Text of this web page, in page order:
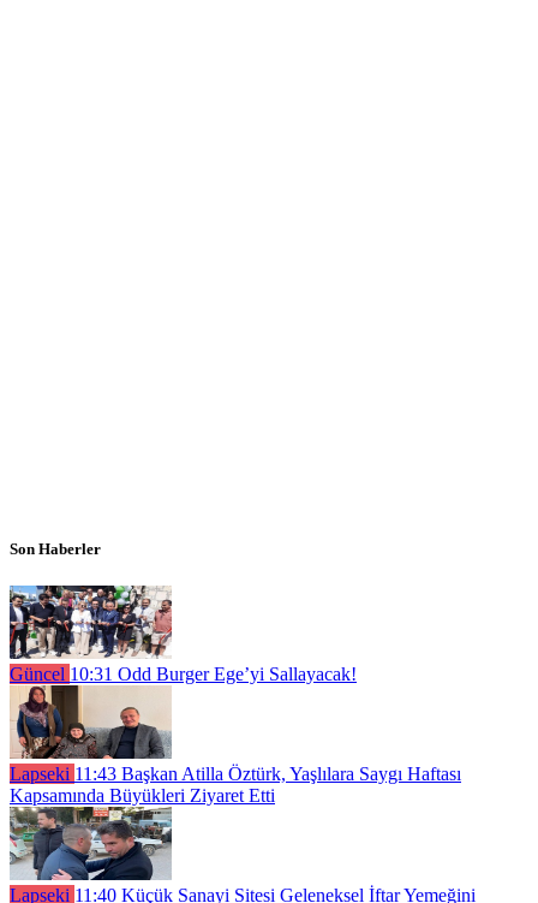
Son Haberler
Güncel 10:31 Odd Burger Ege’yi Sallayacak!
Lapseki 11:43 Başkan Atilla Öztürk, Yaşlılara Saygı Haftası
Kapsamında Büyükleri Ziyaret Etti
Lapseki 11:40 Küçük Sanayi Sitesi Geleneksel İftar Yemeğini